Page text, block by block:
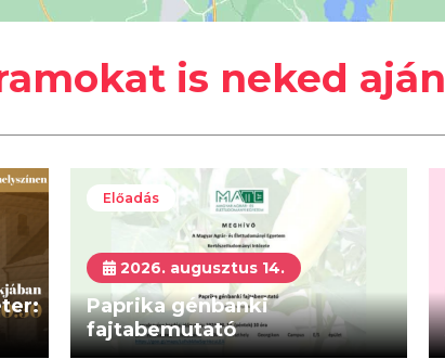
is neked
Előadás
2026. augusztus 14.
Paprika génbanki
fajtabemutató